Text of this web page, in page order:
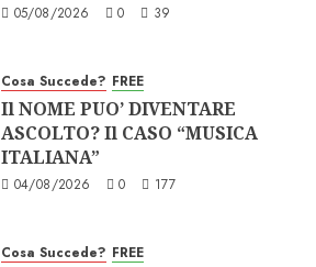
05/08/2026 0 39
Cosa Succede? FREE
Il NOME PUO’ DIVENTARE
ASCOLTO? Il CASO “MUSICA
ITALIANA”
04/08/2026 0 177
Cosa Succede? FREE